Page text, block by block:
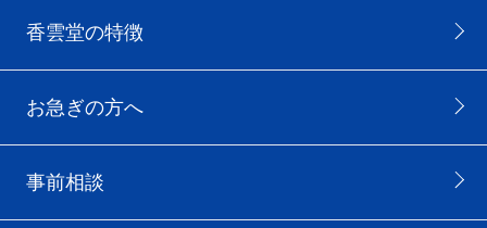
香雲堂の特徴
お急ぎの方へ
事前相談